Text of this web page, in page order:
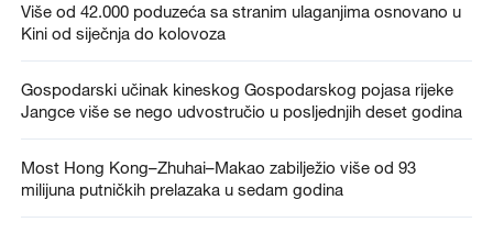
Više od 42.000 poduzeća sa stranim ulaganjima osnovano u
Kini od siječnja do kolovoza
Gospodarski učinak kineskog Gospodarskog pojasa rijeke
Jangce više se nego udvostručio u posljednjih deset godina
Most Hong Kong–Zhuhai–Makao zabilježio više od 93
milijuna putničkih prelazaka u sedam godina